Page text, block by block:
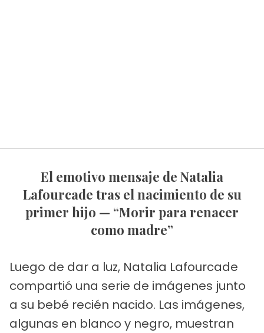
El emotivo mensaje de Natalia
Lafourcade tras el nacimiento de su
primer hijo — “Morir para renacer
como madre”
Luego de dar a luz, Natalia Lafourcade
compartió una serie de imágenes junto
a su bebé recién nacido. Las imágenes,
algunas en blanco y negro, muestran